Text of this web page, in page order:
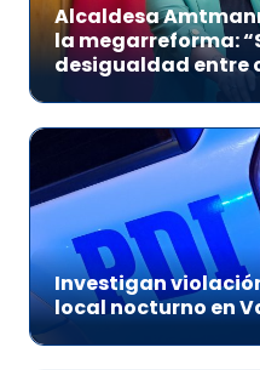
Alcaldesa
la megarreforma:
desigualdad entre
Investigan
local nocturno en